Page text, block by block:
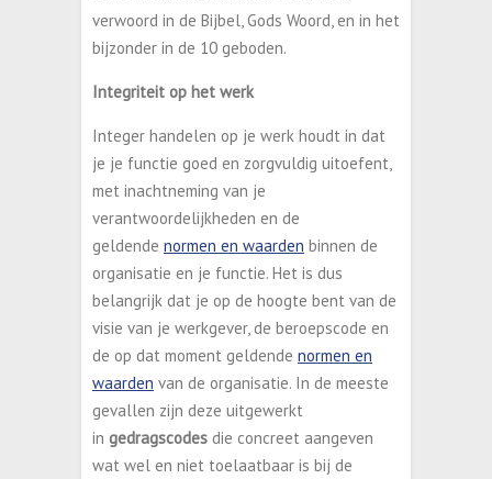
verwoord in de Bijbel, Gods Woord, en in het
bijzonder in de 10 geboden.
Integriteit op het werk
Integer handelen op je werk houdt in dat
je je functie goed en zorgvuldig uitoefent,
met inachtneming van je
verantwoordelijkheden en de
geldende normen en waarden binnen de
organisatie en je functie. Het is dus
belangrijk dat je op de hoogte bent van de
visie van je werkgever, de beroepscode en
de op dat moment geldende normen en
waarden van de organisatie. In de meeste
gevallen zijn deze uitgewerkt
in gedragscodes die concreet aangeven
wat wel en niet toelaatbaar is bij de